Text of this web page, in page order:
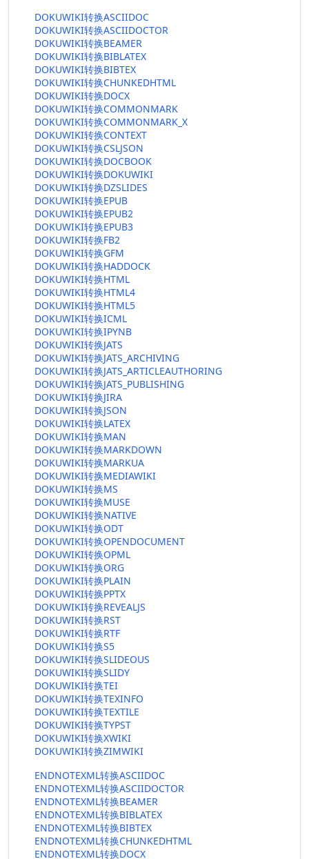
DOKUWIKI转换ASCIIDOC
DOKUWIKI转换ASCIIDOCTOR
DOKUWIKI转换BEAMER
DOKUWIKI转换BIBLATEX
DOKUWIKI转换BIBTEX
DOKUWIKI转换CHUNKEDHTML
DOKUWIKI转换DOCX
DOKUWIKI转换COMMONMARK
DOKUWIKI转换COMMONMARK_X
DOKUWIKI转换CONTEXT
DOKUWIKI转换CSLJSON
DOKUWIKI转换DOCBOOK
DOKUWIKI转换DOKUWIKI
DOKUWIKI转换DZSLIDES
DOKUWIKI转换EPUB
DOKUWIKI转换EPUB2
DOKUWIKI转换EPUB3
DOKUWIKI转换FB2
DOKUWIKI转换GFM
DOKUWIKI转换HADDOCK
DOKUWIKI转换HTML
DOKUWIKI转换HTML4
DOKUWIKI转换HTML5
DOKUWIKI转换ICML
DOKUWIKI转换IPYNB
DOKUWIKI转换JATS
DOKUWIKI转换JATS_ARCHIVING
DOKUWIKI转换JATS_ARTICLEAUTHORING
DOKUWIKI转换JATS_PUBLISHING
DOKUWIKI转换JIRA
DOKUWIKI转换JSON
DOKUWIKI转换LATEX
DOKUWIKI转换MAN
DOKUWIKI转换MARKDOWN
DOKUWIKI转换MARKUA
DOKUWIKI转换MEDIAWIKI
DOKUWIKI转换MS
DOKUWIKI转换MUSE
DOKUWIKI转换NATIVE
DOKUWIKI转换ODT
DOKUWIKI转换OPENDOCUMENT
DOKUWIKI转换OPML
DOKUWIKI转换ORG
DOKUWIKI转换PLAIN
DOKUWIKI转换PPTX
DOKUWIKI转换REVEALJS
DOKUWIKI转换RST
DOKUWIKI转换RTF
DOKUWIKI转换S5
DOKUWIKI转换SLIDEOUS
DOKUWIKI转换SLIDY
DOKUWIKI转换TEI
DOKUWIKI转换TEXINFO
DOKUWIKI转换TEXTILE
DOKUWIKI转换TYPST
DOKUWIKI转换XWIKI
DOKUWIKI转换ZIMWIKI
ENDNOTEXML转换ASCIIDOC
ENDNOTEXML转换ASCIIDOCTOR
ENDNOTEXML转换BEAMER
ENDNOTEXML转换BIBLATEX
ENDNOTEXML转换BIBTEX
ENDNOTEXML转换CHUNKEDHTML
ENDNOTEXML转换DOCX